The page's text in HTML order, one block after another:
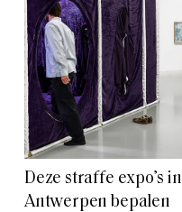
Deze straffe expo’s in
Antwerpen bepalen